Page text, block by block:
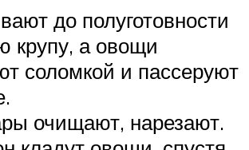
до полуготовности
крупу, а овощи
соломкой и пассеруют
очищают, нарезают.